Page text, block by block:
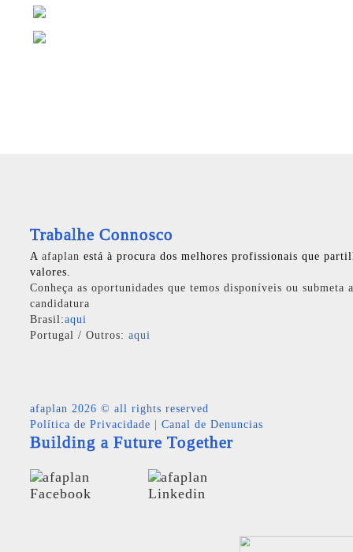
Trabalhe Connosco
A afaplan está à procura dos melhores profissionais que
valores.
Conheça as oportunidades que temos disponíveis ou submeta
candidatura
Brasil:aqui
Portugal / Outros: aqui
afaplan 2026 © all rights reserved
Política de Privacidade | Canal de Denuncias
Building a Future Together